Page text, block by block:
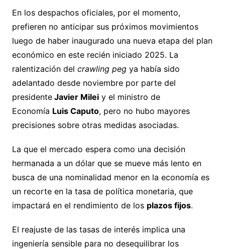
En los despachos oficiales, por el momento,
prefieren no anticipar sus próximos movimientos
luego de haber inaugurado una nueva etapa del plan
económico en este recién iniciado 2025. La
ralentización del crawling pegya había sido
adelantado desde noviembre por parte del
presidenteJavier Mileiy el ministro de
Economía Luis Caputo, pero no hubo mayores
precisiones sobre otras medidas asociadas.
La que el mercado espera como una decisión
hermanada a un dólar que se mueve más lento en
busca de una nominalidad menor en la economía es
un recorte en la tasa de política monetaria, que
impactará en el rendimiento de los plazos fijos.
El reajuste de las tasas de interés implica una
ingeniería sensible para no desequilibrar los